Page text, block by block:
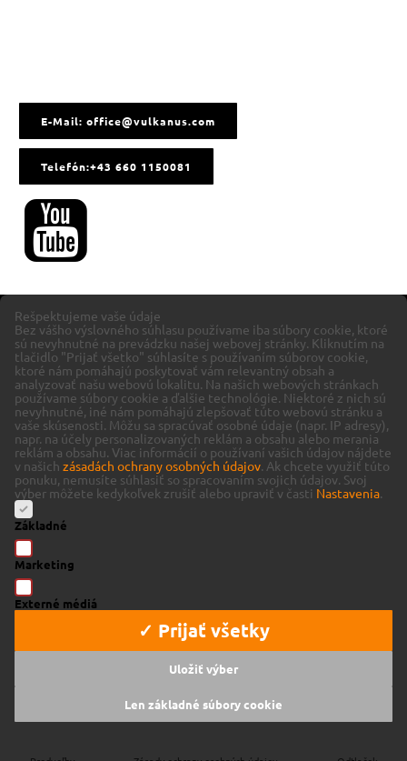
E-Mail: office@vulkanus.com
Telefón:+43 660 1150081
Rešpektujeme vaše údaje
Bez vášho výslovného súhlasu používame iba súbory cookie, ktoré
sú nevyhnutné na prevádzku našej webovej stránky. Kliknutím na
tlačidlo "Prijať všetko" súhlasíte s používaním súborov cookie,
ktoré nám pomáhajú poskytovať vám relevantný obsah a
analyzovať našu webovú lokalitu. Na našich webových stránkach
používame súbory cookie a ďalšie technológie. Niektoré z nich sú
nevyhnutné, iné nám pomáhajú zlepšovať túto webovú stránku a
vaše skúsenosti. Môžu sa spracúvať osobné údaje (napr. IP adresy),
napr. na účely personalizovaných reklám a obsahu alebo merania
reklám a obsahu. Viac informácií o používaní vašich údajov nájdete
v našich zásadách ochrany osobných údajov. Ak chcete využiť túto
ponuku, nemusíte súhlasiť so spracovaním svojich údajov. Svoj
výber môžete kedykoľvek zrušiť alebo upraviť v časti Nastavenia.
Základné
Marketing
Externé médiá
✓ Prijať všetky
Uložiť výber
Len základné súbory cookie